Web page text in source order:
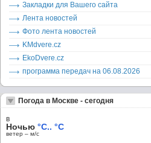
Закладки для Вашего сайта
Лента новостей
Фото лента новостей
KMdvere.cz
EkoDvere.cz
программа передач на 06.08.2026
Погода в Москве - сегодня
в
Ночью °C.. °C
ветер – м/c